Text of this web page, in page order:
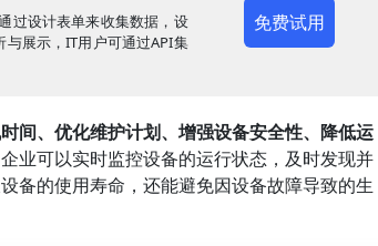
过设计表单来收集数据，设
展示，IT用户可通过API集
免费试用
间、优化维护计划、增强设备安全性、降低运
业可以实时监控设备的运行状态，及时发现并
备的使用寿命，还能避免因设备故障导致的生